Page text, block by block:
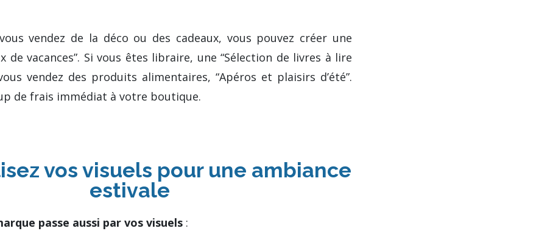
vendez de la déco ou des cadeaux, vous pouvez créer une
de vacances”. Si vous êtes libraire, une “Sélection de livres à lire
vendez des produits alimentaires, “Apéros et plaisirs d’été”.
de frais immédiat à votre boutique.
vos visuels pour une ambiance
estivale
passe aussi par vos visuels :